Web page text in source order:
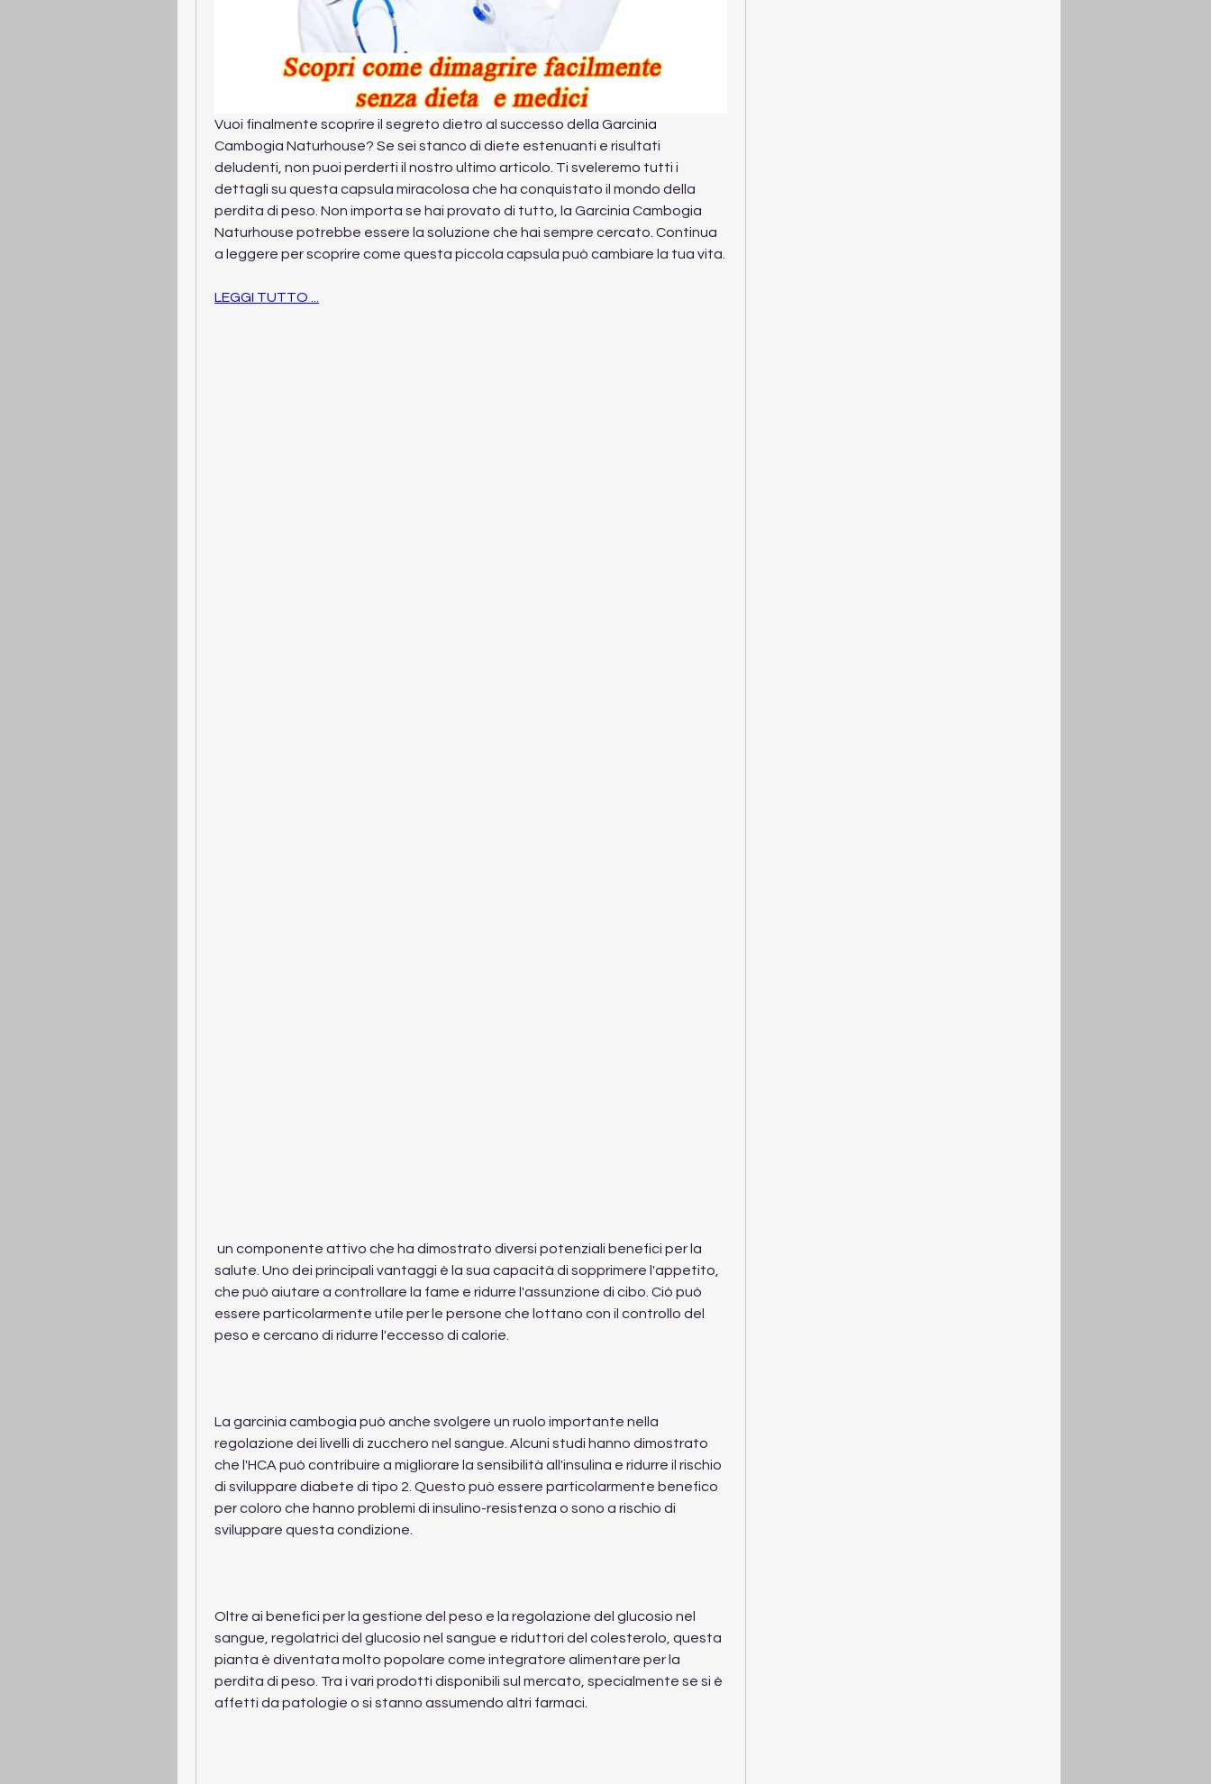
Vuoi finalmente scoprire il segreto dietro al successo della Garcinia
Cambogia Naturhouse? Se sei stanco di diete estenuanti e risultati
deludenti, non puoi perderti il nostro ultimo articolo. Ti sveleremo tutti i
dettagli su questa capsula miracolosa che ha conquistato il mondo della
perdita di peso. Non importa se hai provato di tutto, la Garcinia Cambogia
Naturhouse potrebbe essere la soluzione che hai sempre cercato. Continua
a leggere per scoprire come questa piccola capsula può cambiare la tua vita.
LEGGI TUTTO ...
salute. Uno dei principali vantaggi è la sua capacità di sopprimere l'appetito,
che può aiutare a controllare la fame e ridurre l'assunzione di cibo. Ciò può
essere particolarmente utile per le persone che lottano con il controllo del
peso e cercano di ridurre l'eccesso di calorie.
La garcinia cambogia può anche svolgere un ruolo importante nella
regolazione dei livelli di zucchero nel sangue. Alcuni studi hanno dimostrato
che l'HCA può contribuire a migliorare la sensibilità all'insulina e ridurre il rischio
di sviluppare diabete di tipo 2. Questo può essere particolarmente benefico
per coloro che hanno problemi di insulino-resistenza o sono a rischio di
sviluppare questa condizione.
Oltre ai benefici per la gestione del peso e la regolazione del glucosio nel
sangue, regolatrici del glucosio nel sangue e riduttori del colesterolo, questa
pianta è diventata molto popolare come integratore alimentare per la
perdita di peso. Tra i vari prodotti disponibili sul mercato, specialmente se si è
affetti da patologie o si stanno assumendo altri farmaci.